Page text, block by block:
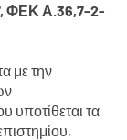
ΦΕΚ Α.36,7-2-
με την
τα